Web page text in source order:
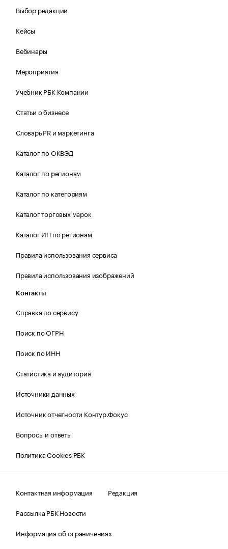
Выбор редакции
Кейсы
Вебинары
Мероприятия
Учебник РБК Компании
Статьи о бизнесе
Словарь PR и маркетинга
Каталог по ОКВЭД
Каталог по регионам
Каталог по категориям
Каталог торговых марок
Каталог ИП по регионам
Правила использования сервиса
Правила использования изображений
Контакты
Справка по сервису
Поиск по ОГРН
Поиск по ИНН
Статистика и аудитория
Источники данных
Источник отчетности Контур.Фокус
Вопросы и ответы
Политика Cookies РБК
Контактная информация
Редакция
Рассылка РБК Новости
Информация об ограничениях